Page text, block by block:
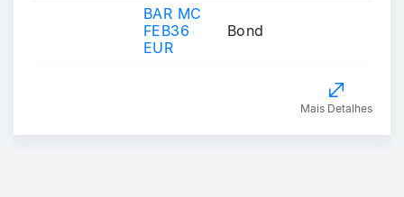
BAR MC
FEB36
EUR
Bond
Mais Detalhes